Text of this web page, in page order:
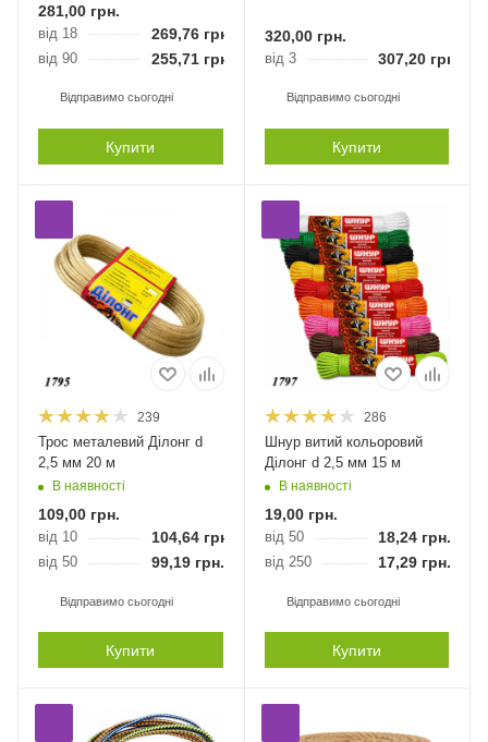
281,00 грн.
від 18 269,76 грн.
від 90 255,71 грн.
Відправимо сьогодні
Купити
320,00грн.
від 3 307,20грн.
Відправимо сьогодні
Купити
239
Трос металевий Ділонг d
2,5 мм 20 м
В наявності
109,00 грн.
від 10 104,64 грн.
від 50 99,19 грн.
Відправимо сьогодні
Купити
286
Шнур витий кольоровий
Ділонг d 2,5 мм 15 м
В наявності
19,00грн.
від 50 18,24грн.
від 250 17,29грн.
Відправимо сьогодні
Купити